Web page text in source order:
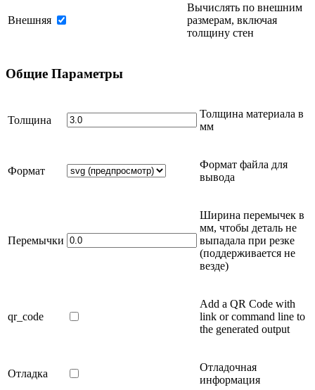
Внешняя
Вычислять по внешним
размерам, включая
толщину стен
Общие Параметры
Толщина
Толщина материала в
мм
Формат
Формат файла для
вывода
Перемычки
Ширина перемычек в
мм, чтобы деталь не
выпадала при резке
(поддерживается не
везде)
qr_code
Add a QR Code with
link or command line to
the generated output
Отладка
Отладочная
информация